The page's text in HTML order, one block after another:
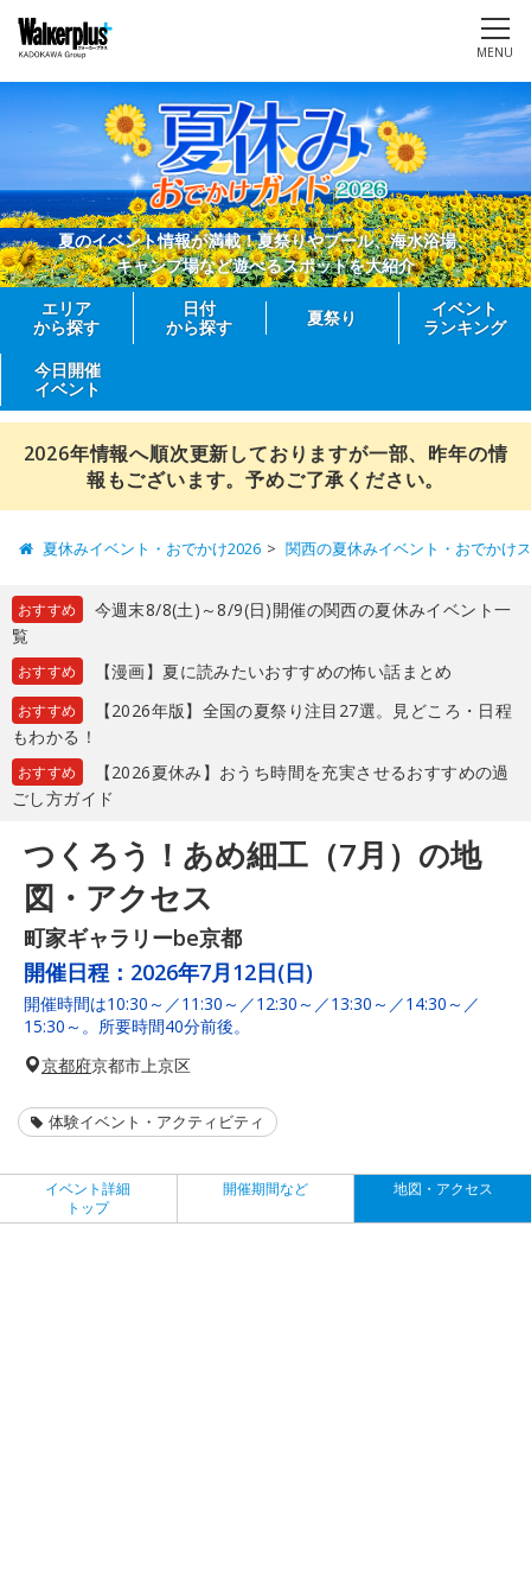
MENU
夏のイベント情報が満載！夏祭りやプール、海水浴場、
キャンプ場など遊べるスポットを大紹介
エリア
から探す
日付
から探す
夏祭り
イベント
ランキング
今日開催
イベント
2026年情報へ順次更新しておりますが一部、昨年の情
報もございます。予めご了承ください。
夏休みイベント・おでかけ2026 関西の夏休みイベント・おでかけ
おすすめ
今週末8/8(土)～8/9(日)開催の関西の夏休みイベント一
覧
おすすめ 【漫画】夏に読みたいおすすめの怖い話まとめ
おすすめ
【2026年版】全国の夏祭り注目27選。見どころ・日程
もわかる！
おすすめ
【2026夏休み】おうち時間を充実させるおすすめの過
ごし方ガイド
つくろう！あめ細工（7月）の地
図・アクセス
町家ギャラリーbe京都
開催日程： 2026年7月12日(日)
開催時間は10:30～／11:30～／12:30～／13:30～／14:30～／
15:30～。所要時間40分前後。
京都府京都市上京区
体験イベント・アクティビティ
イベント詳細
トップ
開催期間など 地図・アクセス